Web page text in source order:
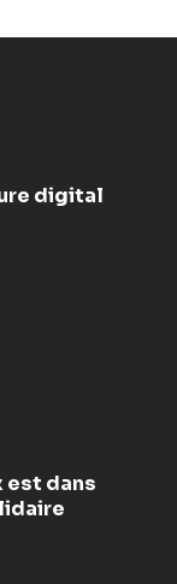
digital
est dans